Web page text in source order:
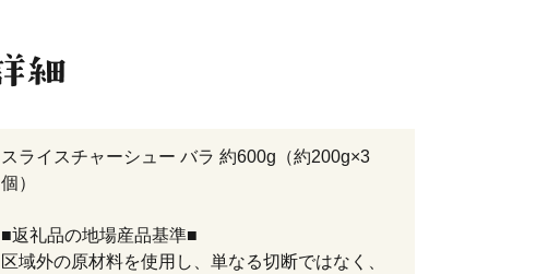
スライスチャーシュー バラ 約600g（約200g×3
個）
■返礼品の地場産品基準■
区域外の原材料を使用し、単なる切断ではなく、